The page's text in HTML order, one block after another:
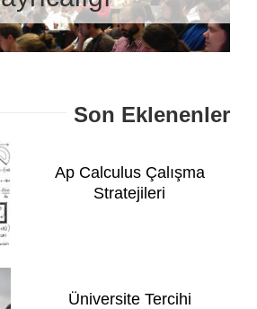
Son Eklenenler
Ap Calculus Çalışma
Stratejileri
Üniversite Tercihi